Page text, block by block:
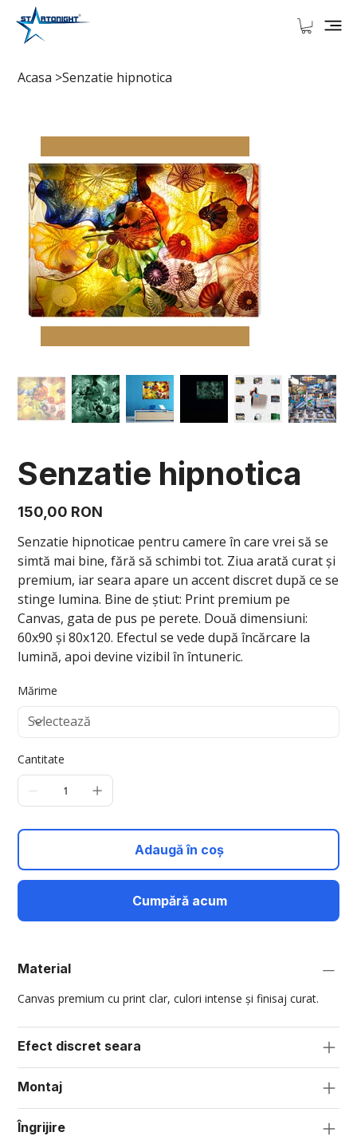
Acasa >Senzatie hipnotica
Senzatie hipnotica
Preț
150,00 RON
Senzatie hipnoticae pentru camere în care vrei să se
simtă mai bine, fără să schimbi tot. Ziua arată curat și
premium, iar seara apare un accent discret după ce se
stinge lumina. Bine de știut: Print premium pe
Canvas, gata de pus pe perete. Două dimensiuni:
60x90 și 80x120. Efectul se vede după încărcare la
lumină, apoi devine vizibil în întuneric.
Mărime
Cantitate
Adaugă în coș
Cumpără acum
Material
Canvas premium cu print clar, culori intense și finisaj curat.
Efect discret seara
Montaj
Îngrijire